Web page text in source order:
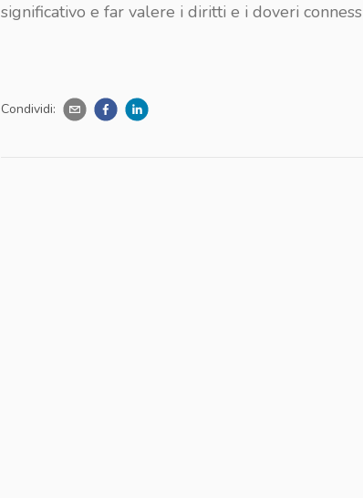
significativo e far valere i diritti e i doveri
Condividi: